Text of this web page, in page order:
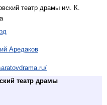
театр драмы им. К.
Аредаков
театр драмы